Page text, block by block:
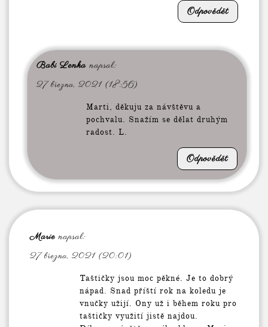
Odpovědět
Babi Lenka napsal:
27 března, 2021 (18:56)
Marti, děkuju za návštěvu a
pochvalu. Snažím se dělat druhým
radost. L.
Odpovědět
Marie napsal:
27 března, 2021 (20:01)
Taštičky jsou moc pěkné. Je to dobrý
nápad. Snad příští rok na koledu je
vnučky užijí. Ony už i během roku pro
taštičky využití jistě najdou.